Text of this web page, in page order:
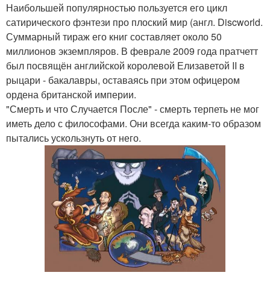
Наибольшей популярностью пользуется его цикл
сатирического фэнтези про плоский мир (англ. Discworld.
Суммарный тираж его книг составляет около 50
миллионов экземпляров. В феврале 2009 года пратчетт
был посвящён английской королевой Елизаветой II в
рыцари - бакалавры, оставаясь при этом офицером
ордена британской империи.
"Смерть и что Случается После" - смерть терпеть не мог
иметь дело с философами. Они всегда каким-то образом
пытались ускользнуть от него.